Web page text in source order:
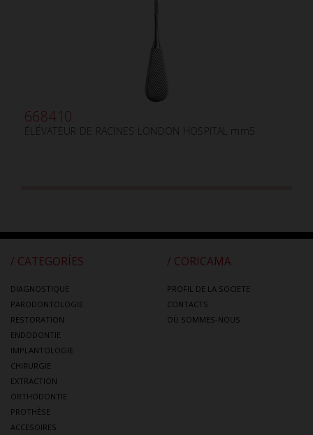
668410
ÉLÉVATEUR DE RACINES LONDON HOSPITAL mm5
/ CATEGORÍES
DIAGNOSTIQUE
PARODONTOLOGIE
RESTORATION
ENDODONTIE
IMPLANTOLOGIE
CHIRURGIE
EXTRACTION
ORTHODONTIE
PROTHÈSE
ACCESOIRES
/ CORICAMA
PROFIL DE LA SOCIETE
CONTACTS
OÙ SOMMES-NOUS